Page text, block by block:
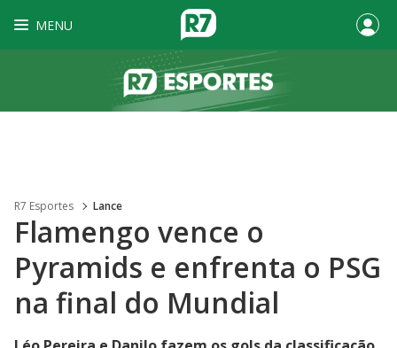
MENU
R7 Esportes Lance
Flamengo vence o
Pyramids e enfrenta o PSG
na final do Mundial